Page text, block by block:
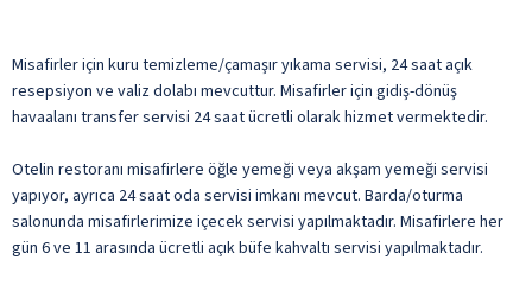
Misafirler için kuru temizleme/çamaşır yıkama servisi, 24 saat açık
resepsiyon ve valiz dolabı mevcuttur. Misafirler için gidiş-dönüş
havaalanı transfer servisi 24 saat ücretli olarak hizmet vermektedir.
Otelin restoranı misafirlere öğle yemeği veya akşam yemeği servisi
yapıyor, ayrıca 24 saat oda servisi imkanı mevcut. Barda/oturma
salonunda misafirlerimize içecek servisi yapılmaktadır. Misafirlere her
gün 6 ve 11 arasında ücretli açık büfe kahvaltı servisi yapılmaktadır.